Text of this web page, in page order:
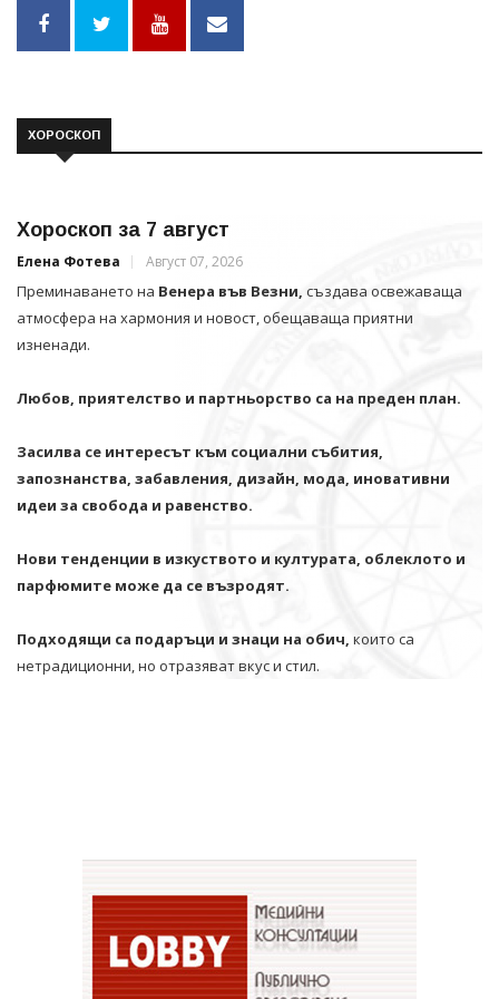
ХОРОСКОП
Хороскоп за 7 август
Елена Фотева Август 07, 2026
Преминаването на Венера във Везни, създава освежаваща
атмосфера на хармония и новост, обещаваща приятни
изненади.
Любов, приятелство и партньорство са на преден план.
Засилва се интересът към социални събития,
запознанства, забавления, дизайн, мода, иновативни
идеи за свобода и равенство.
Нови тенденции в изкуството и културата, облеклото и
парфюмите може да се възродят.
Подходящи са подаръци и знаци на обич, които са
нетрадиционни, но отразяват вкус и стил.